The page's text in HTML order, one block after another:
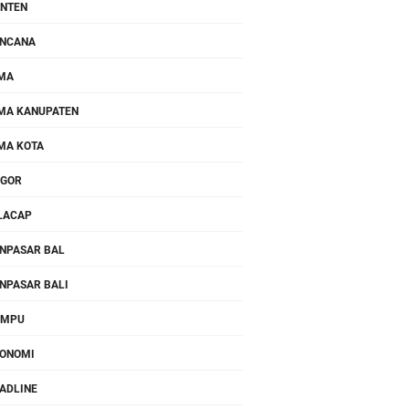
KANUPATEN
KOTA
BAL
BALI